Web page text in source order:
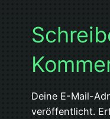
Deine E-Mail-
veröffentlicht.